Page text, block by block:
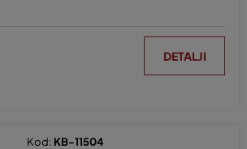
DETALJI
Kod: KB-11504